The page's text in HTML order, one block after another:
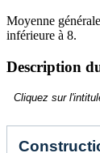
Moyenne
inférieure à 8.
Description
Cliquez sur